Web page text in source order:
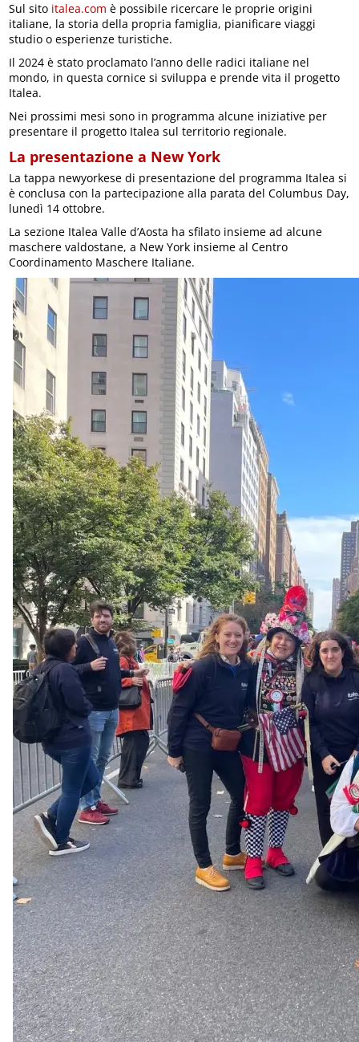
Sul sito italea.com è possibile ricercare le proprie origini
italiane, la storia della propria famiglia, pianificare viaggi
studio o esperienze turistiche.
Il 2024 è stato proclamato l’anno delle radici italiane nel
mondo, in questa cornice si sviluppa e prende vita il progetto
Italea.
Nei prossimi mesi sono in programma alcune iniziative per
presentare il progetto Italea sul territorio regionale.
La presentazione a New York
La tappa newyorkese di presentazione del programma Italea si
è conclusa con la partecipazione alla parata del Columbus Day,
lunedì 14 ottobre.
La sezione Italea Valle d’Aosta ha sfilato insieme ad alcune
maschere valdostane, a New York insieme al Centro
Coordinamento Maschere Italiane.